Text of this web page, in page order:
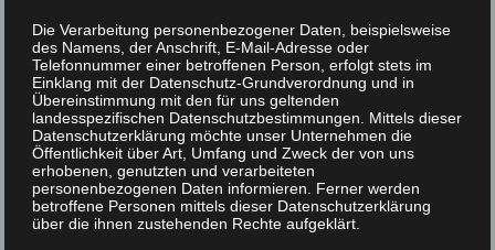
Die Verarbeitung personenbezogener Daten, beispielsweise
des Namens, der Anschrift, E-Mail-Adresse oder
Telefonnummer einer betroffenen Person, erfolgt stets im
Einklang mit der Datenschutz-Grundverordnung und in
Übereinstimmung mit den für uns geltenden
landesspezifischen Datenschutzbestimmungen. Mittels dieser
Datenschutzerklärung möchte unser Unternehmen die
Öffentlichkeit über Art, Umfang und Zweck der von uns
erhobenen, genutzten und verarbeiteten
personenbezogenen Daten informieren. Ferner werden
betroffene Personen mittels dieser Datenschutzerklärung
über die ihnen zustehenden Rechte aufgeklärt.